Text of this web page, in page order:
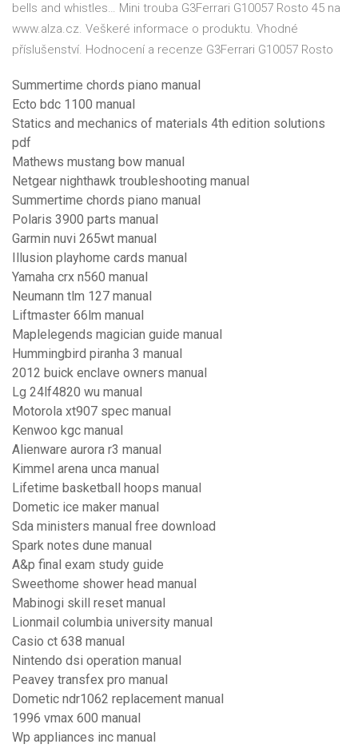
bells and whistles… Mini trouba G3Ferrari G10057 Rosto 45 na
www.alza.cz. Veškeré informace o produktu. Vhodné
příslušenství. Hodnocení a recenze G3Ferrari G10057 Rosto
Summertime chords piano manual
Ecto bdc 1100 manual
Statics and mechanics of materials 4th edition solutions
pdf
Mathews mustang bow manual
Netgear nighthawk troubleshooting manual
Summertime chords piano manual
Polaris 3900 parts manual
Garmin nuvi 265wt manual
Illusion playhome cards manual
Yamaha crx n560 manual
Neumann tlm 127 manual
Liftmaster 66lm manual
Maplelegends magician guide manual
Hummingbird piranha 3 manual
2012 buick enclave owners manual
Lg 24lf4820 wu manual
Motorola xt907 spec manual
Kenwoo kgc manual
Alienware aurora r3 manual
Kimmel arena unca manual
Lifetime basketball hoops manual
Dometic ice maker manual
Sda ministers manual free download
Spark notes dune manual
A&p final exam study guide
Sweethome shower head manual
Mabinogi skill reset manual
Lionmail columbia university manual
Casio ct 638 manual
Nintendo dsi operation manual
Peavey transfex pro manual
Dometic ndr1062 replacement manual
1996 vmax 600 manual
Wp appliances inc manual